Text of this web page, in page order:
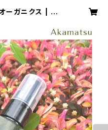
ーガニクス | m